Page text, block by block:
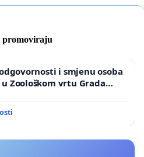
promoviraju
i smjenu osoba
Zoološkom vrtu Grada